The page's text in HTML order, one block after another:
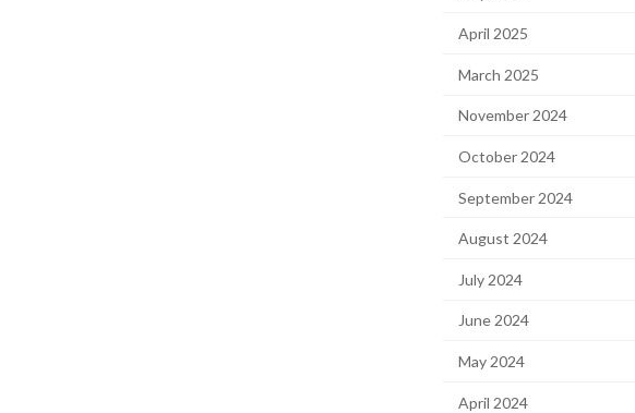
April 2025
March 2025
November 2024
October 2024
September 2024
August 2024
July 2024
June 2024
May 2024
April 2024